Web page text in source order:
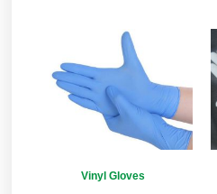
Vinyl Gloves